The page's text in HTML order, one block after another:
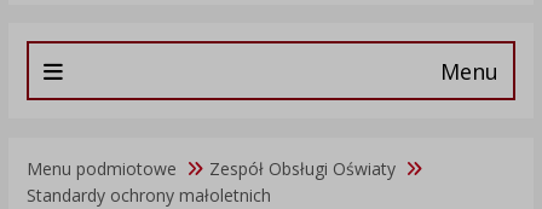
Menu
Menu podmiotowe
Zespół Obsługi Oświaty
Standardy ochrony małoletnich